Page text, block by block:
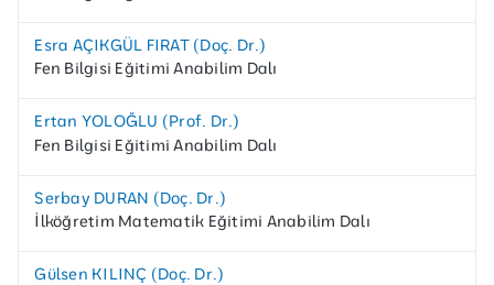
Esra AÇIKGÜL FIRAT (Doç. Dr.)
Fen Bilgisi Eğitimi Anabilim Dalı
Ertan YOLOĞLU (Prof. Dr.)
Fen Bilgisi Eğitimi Anabilim Dalı
Serbay DURAN (Doç. Dr.)
İlköğretim Matematik Eğitimi Anabilim Dalı
Gülsen KILINÇ (Doç. Dr.)